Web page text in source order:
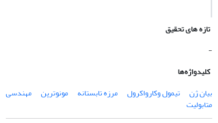
تازه های تحقیق
-
کلیدواژه‌ها
بیان ژن
تیمول وکارواکرول مرزه تابستانه‏ مونوترپن
مهندسی
متابولیت